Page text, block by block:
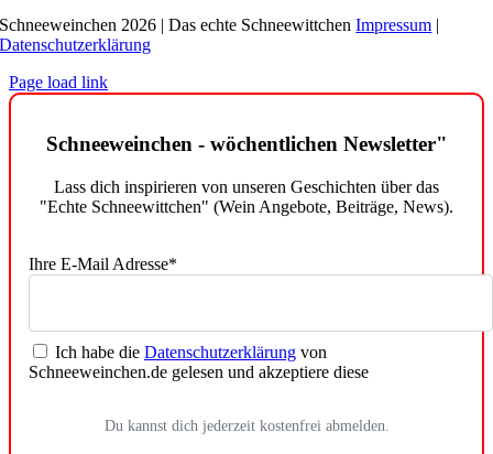
Schneeweinchen 2026 | Das echte SchneewittchenImpressum |
Datenschutzerklärung
Page load link
Schneeweinchen - wöchentlichen Newsletter"
Lass dich inspirieren von unseren Geschichten über das
"Echte Schneewittchen" (Wein Angebote, Beiträge, News).
Ihre E-Mail Adresse*
Ich habe die Datenschutzerklärung von
Schneeweinchen.de gelesen und akzeptiere diese
Du kannst dich jederzeit kostenfrei abmelden.